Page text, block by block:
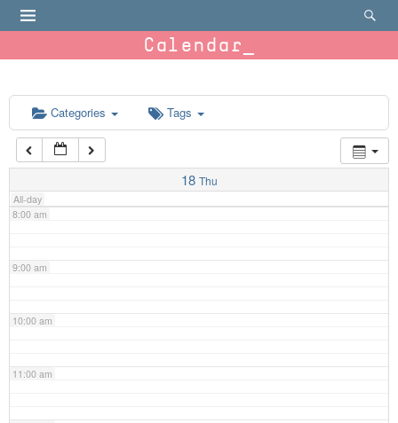
Calendar
Categories Tags
18 Thu
All-day
6:00 am
7:00 am
8:00 am
9:00 am
10:00 am
11:00 am